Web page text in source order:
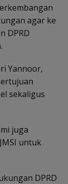
agar ke
DPRD
Yannoor,
sekaligus
juga
untuk
DPRD